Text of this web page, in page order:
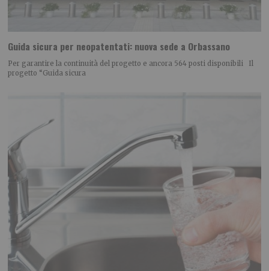
Guida sicura per neopatentati: nuova sede a Orbassano
Per garantire la continuità del progetto e ancora 564 posti disponibili Il
progetto “Guida sicura